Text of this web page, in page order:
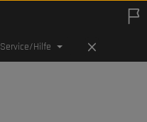
Service/Hilfe